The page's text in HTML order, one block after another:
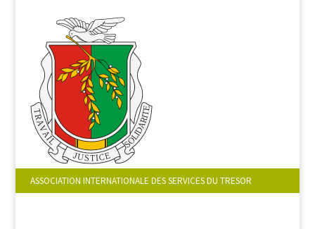
ASSOCIATION INTERNATIONALE DES SERVICES DU TRESOR